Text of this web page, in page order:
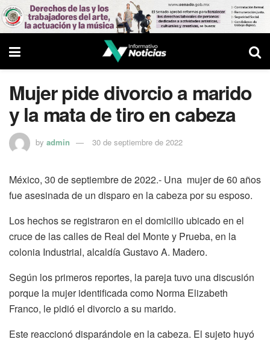
Mujer pide divorcio a marido
y la mata de tiro en cabeza
by admin 30 de septiembre de 2022
México, 30 de septiembre de 2022.- Una mujer de 60 años
fue asesinada de un disparo en la cabeza por su esposo.
Los hechos se registraron en el domicilio ubicado en el
cruce de las calles de Real del Monte y Prueba, en la
colonia Industrial, alcaldía Gustavo A. Madero.
Según los primeros reportes, la pareja tuvo una discusión
porque la mujer identificada como Norma Elizabeth
Franco, le pidió el divorcio a su marido.
Este reaccionó disparándole en la cabeza. El sujeto huyó